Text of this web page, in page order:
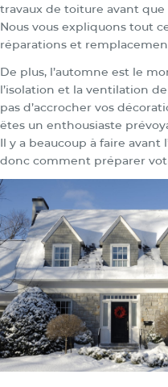
travaux de toiture avant que
Nous vous expliquons tout
réparations et
De plus, l’automne est le
l’isolation et la ventilation
pas d’accrocher vos
êtes un enthousiaste
Il y a beaucoup à faire avant
donc comment préparer